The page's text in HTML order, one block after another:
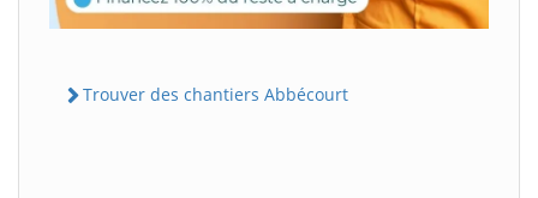
Trouver des chantiers Abbécourt